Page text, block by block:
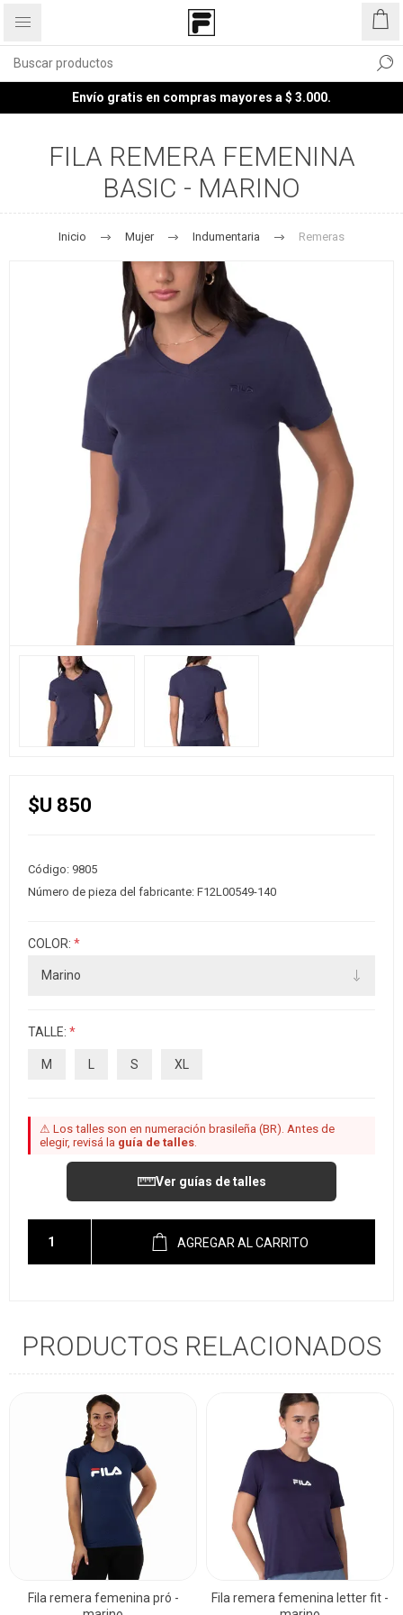
Envío gratis en compras mayores a $ 3.000.
FILA REMERA FEMENINA
BASIC - MARINO
Inicio Mujer Indumentaria Remeras
$U 850
Código: 9805
Número de pieza del fabricante: F12L00549-140
COLOR: *
TALLE: *
M L S XL
⚠ Los talles son en numeración brasileña (BR). Antes de
elegir, revisá la guía de talles
Ver guías de talles
AGREGAR AL CARRITO
PRODUCTOS RELACIONADOS
Fila remera femenina pró -
Fila remera femenina letter fit -